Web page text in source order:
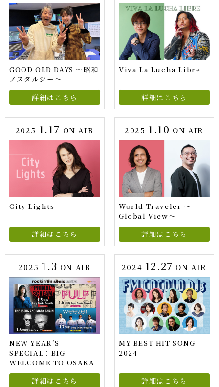
GOOD OLD DAYS ～昭和
ノスタルジー～
詳細はこちら
Viva La Lucha Libre
詳細はこちら
2025 1.17 ON AIR
City Lights
詳細はこちら
2025 1.10 ON AIR
World Traveler ～
Global View～
詳細はこちら
2025 1.3 ON AIR
NEW YEAR’S
SPECIAL：BIG
WELCOME TO OSAKA
詳細はこちら
2024 12.27 ON AIR
MY BEST HIT SONG
2024
詳細はこちら